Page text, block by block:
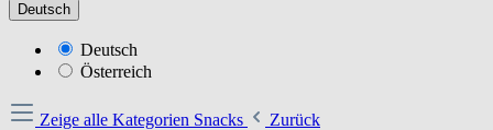
Deutsch
Deutsch
Österreich
Zeige alle Kategorien Snacks
Zurück